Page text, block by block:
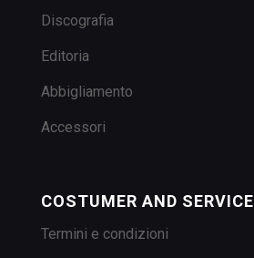
Discografia
Editoria
Abbigliamento
Accessori
COSTUMER AND SERVICE
Termini e condizioni